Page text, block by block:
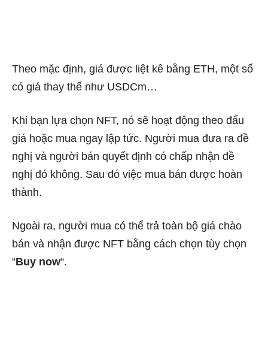
Theo mặc định, giá được liệt kê bằng ETH, một số
có giá thay thế như USDCm…
Khi bạn lựa chọn NFT, nó sẽ hoạt động theo đấu
giá hoặc mua ngay lập tức. Người mua đưa ra đề
nghị và người bán quyết định có chấp nhận đề
nghị đó không. Sau đó việc mua bán được hoàn
thành.
Ngoài ra, người mua có thể trả toàn bộ giá chào
bán và nhận được NFT bằng cách chọn tùy chọn
“Buy now“.